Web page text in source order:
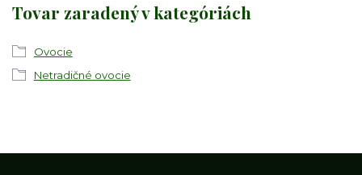
Tovar zaradený v kategóriách
Ovocie
Netradičné ovocie